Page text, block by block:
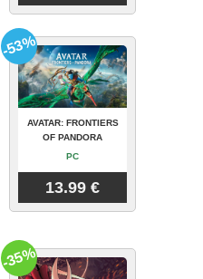
AVATAR: FRONTIERS
OF PANDORA
PC
13.99 €
-53%
-35%